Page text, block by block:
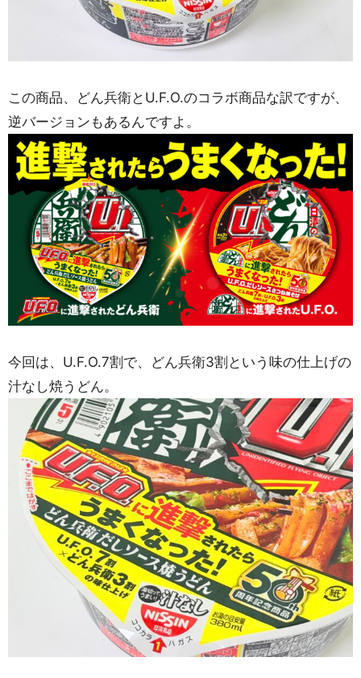
この商品、どん兵衛とU.F.O.のコラボ商品な訳ですが、
逆バージョンもあるんですよ。
今回は、U.F.O.7割で、どん兵衛3割という味の仕上げの
汁なし焼うどん。